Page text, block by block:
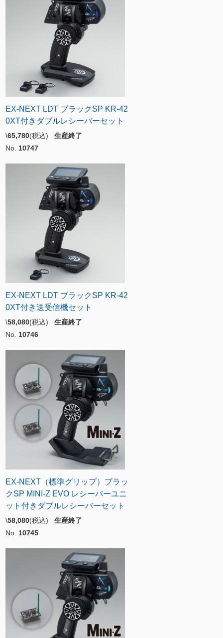
EX-NEXT LDT ブラックSP KR-42
0XT付きダブルレシーバーセット
\65,780(税込) 生産終了
No. 10747
EX-NEXT LDT ブラックSP KR-42
0XT付き送受信機セット
\58,080(税込) 生産終了
No. 10746
EX-NEXT（標準グリップ）ブラッ
クSP MINI-Z EVO レシーバーユニ
ット付きダブルレシーバーセット
\58,080(税込) 生産終了
No. 10745